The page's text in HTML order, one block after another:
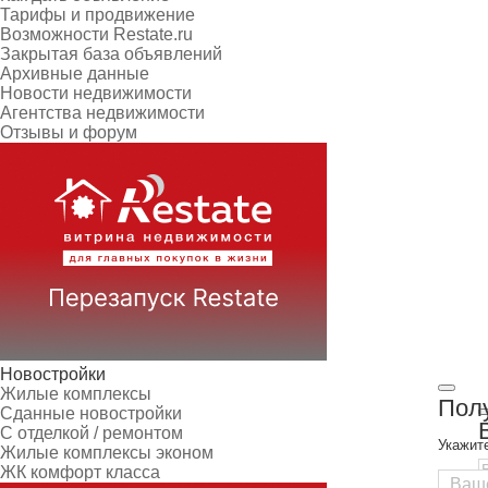
Тарифы и продвижение
Возможности Restate.ru
Закрытая база объявлений
Архивные данные
Новости недвижимости
Агентства недвижимости
Отзывы и форум
Новостройки
Жилые комплексы
Сданные новостройки
С отделкой / ремонтом
Жилые комплексы эконом
ЖК комфорт класса